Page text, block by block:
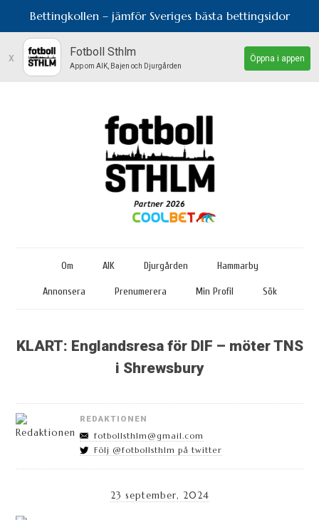
Bettingkollen – jämför Sveriges bästa bettingsidor
x Fotboll Sthlm
App om AIK, Bajen och Djurgården
Öppna i appen
Om AIK Djurgården Hammarby
Annonsera Prenumerera Min Profil Sök
KLART: Englandsresa för DIF – möter TNS
i Shrewsbury
REDAKTIONEN
fotbollsthlm@gmail.com
Följ @fotbollsthlm på twitter
23 september, 2024